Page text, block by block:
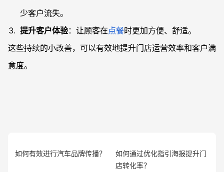
少客户流失。
提升客户体验：让顾客在点餐时更加方便、舒适。
这些持续的小改善，可以有效地提升门店运营效率和客户满
意度。
如何有效进行汽车品牌传播？
如何通过优化指引海报提升门
店转化率？